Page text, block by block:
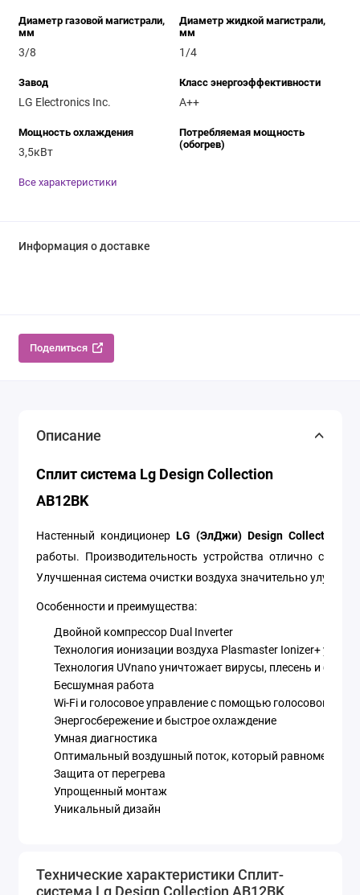
Диаметр газовой магистрали,
мм
3/8
Диаметр жидкой магистрали,
мм
1/4
Завод
LG Electronics Inc.
Класс энергоэффективности
A++
Мощность охлаждения
3,5кВт
Потребляемая мощность
(обогрев)
Все характеристики
Информация о доставке
Поделиться
Описание
Сплит система Lg Design Collection
AB12BK
Настенный кондиционер LG (ЭлДжи) Design Collection
работы. Производительность устройства отлично
Улучшенная система очистки воздуха значительно
Особенности и преимущества:
Двойной компрессор Dual Inverter
Технология ионизации воздуха Plasmaster Ionizer+
Технология UVnano уничтожает вирусы, плесень и
Бесшумная работа
Wi-Fi и голосовое управление с помощью голосового
Энергосбережение и быстрое охлаждение
Умная диагностика
Оптимальный воздушный поток, который равномерно
Защита от перегрева
Упрощенный монтаж
Уникальный дизайн
обеспечивают бытовые помещения максимально
Технические характеристики Сплит-
система Lg Design Collection AB12BK